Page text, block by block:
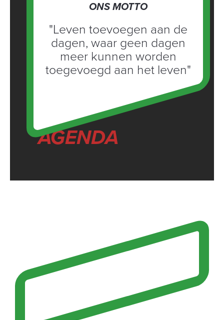
ONS MOTTO
"Leven toevoegen aan de
dagen, waar geen dagen
meer kunnen worden
toegevoegd aan het leven"
AGENDA